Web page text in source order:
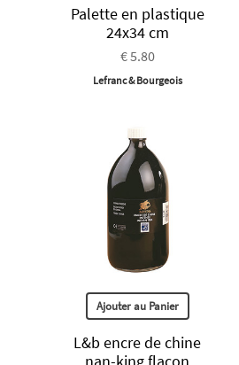
Palette en plastique
24x34 cm
€ 5.80
Lefranc & Bourgeois
Ajouter au Panier
L&b encre de chine